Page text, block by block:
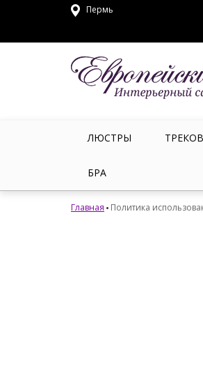
Пермь
ЛЮСТРЫ
БРА
Главная Политика